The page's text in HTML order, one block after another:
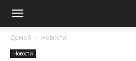
Домой Новости
Новости